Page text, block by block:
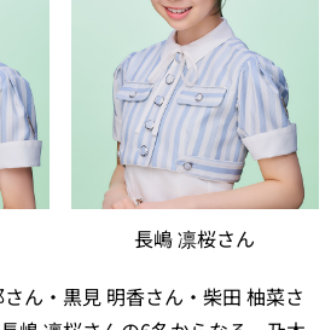
長嶋 凛桜さん
ん・黒見 明香さん・柴田 柚菜さ